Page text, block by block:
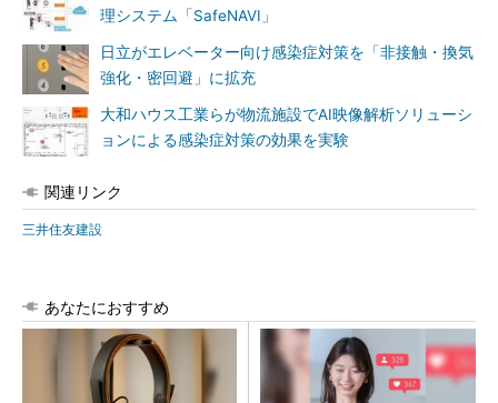
理システム「SafeNAVI」
日立がエレベーター向け感染症対策を「非接触・換気
強化・密回避」に拡充
大和ハウス工業らが物流施設でAI映像解析ソリューシ
ョンによる感染症対策の効果を実験
関連リンク
三井住友建設
あなたにおすすめ